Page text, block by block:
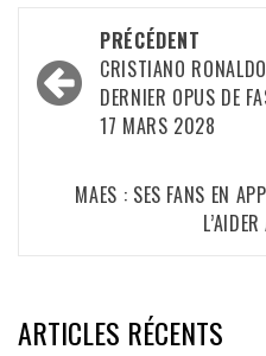
Navigation
d’article
PRÉCÉDENT
CRISTIANO
DERNIER OPUS DE
17 MARS 2028
MAES : SES FANS EN
ARTICLES RÉCENTS